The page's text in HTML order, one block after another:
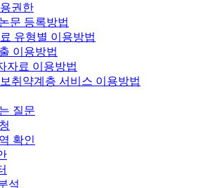
권한
문 등록방법
유형별 이용방법
이용방법
자료 이용방법
취약계층 서비스 이용방법
질문
확인
석